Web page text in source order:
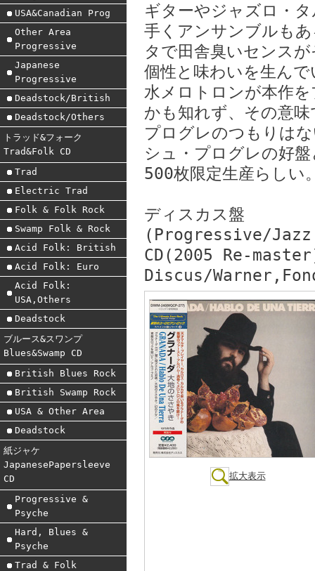
USA&Canadian Prog
Other Area
Progressive
Japanese
Progressive
Deadstock/British
Deadstock/Others
トラッド&フォーク
Trad&Folk CD
Trad
Electric Trad
Folk & Folk Rock
Swamp Folk & Rock
Acid Folk: British
Acid Folk: Euro
Acid Folk:
USA,Others
Deadstock
ブルース&スワンプ
Blues&Swamp CD
British Blues Rock
British Swamp Rock
USA & Other Area
Deadstock
紙ジャケ
JapanesePapersleeve
CD
Progressive &
Psyche
Hard, Blues &
Psyche
Trad & Folk
ギターやジャズロ・
手くアンサンブルも
タで田舎臭いセンス
個性と味わいを生ん
水メロトロンが本作
かも知れず、その意
プログレのつもりは
シュ・プログレの好
500枚限定生産らしい
ディスカス盤
(Progressive/
CD(2005 Re-
Discus/
拡大表示